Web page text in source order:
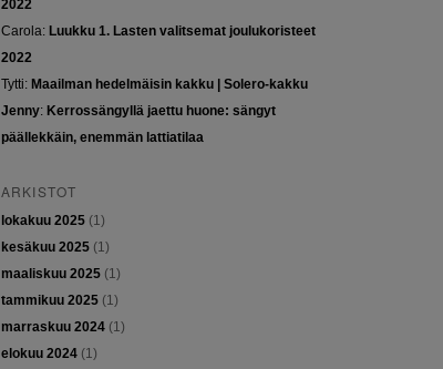
2022
Carola: Luukku 1. Lasten valitsemat joulukoristeet
2022
Tytti: Maailman hedelmäisin kakku | Solero-kakku
Jenny: Kerrossängyllä jaettu huone: sängyt
päällekkäin, enemmän lattiatilaa
ARKISTOT
lokakuu 2025(1)
kesäkuu 2025(1)
maaliskuu 2025(1)
tammikuu 2025(1)
marraskuu 2024(1)
elokuu 2024(1)